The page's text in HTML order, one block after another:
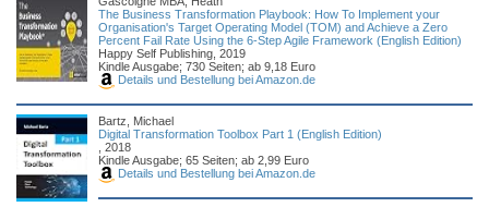
The Business Transformation Playbook: How To Implement your
Organisation's Target Operating Model (TOM) and Achieve a Zero
Percent Fail Rate Using the 6-Step Agile Framework (English Edition)
Happy Self Publishing, 2019
Kindle Ausgabe; 730 Seiten; ab 9,18 Euro
Details und Bestellung bei Amazon.de
Bartz, Michael
Digital Transformation Toolbox Part 1 (English Edition)
, 2018
Kindle Ausgabe; 65 Seiten; ab 2,99 Euro
Details und Bestellung bei Amazon.de